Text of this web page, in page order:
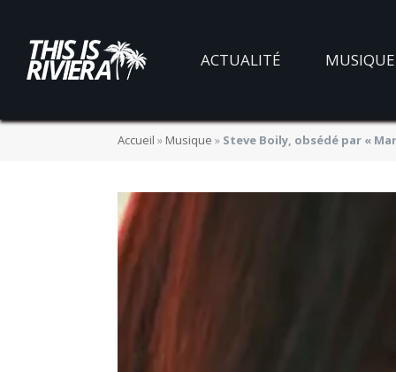
ACTUALITÉ MUSIQUE
Accueil » Musique » Steve Boily, obsédé par «